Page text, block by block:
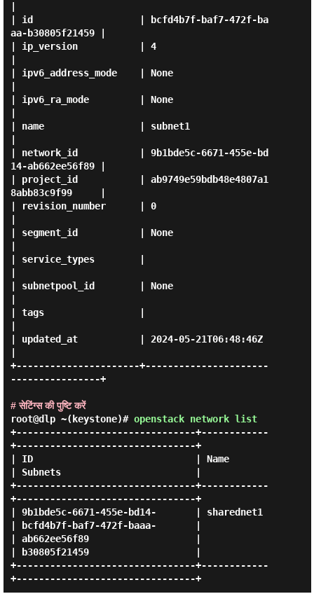
| id                   | bcfd4b7f-baf7-472f-ba
aa-b30805f21459 |
| ip_version           | 4
| ipv6_address_mode    | None
| ipv6_ra_mode         | None
| name                 | subnet1
| network_id           | 9b1bde5c-6671-455e-bd
14-ab662ee56f89 |
| project_id           | ab9749e59bdb48e4807a1
8abb83c9f99     |
| revision_number      | 0
| segment_id           | None
| service_types        |
| subnetpool_id        | None
| tags                 |
| updated_at           | 2024-05-21T06:48:46Z
+----------------------+----------------------
----------------+
# सेटिंग्स की पुष्टि करें
root@dlp ~(keystone)# openstack network list
+--------------------------------+------------
+--------------------------------+
| ID                             | Name
| Subnets                        |
+--------------------------------+------------
+--------------------------------+
| 9b1bde5c-6671-455e-bd14-       | sharednet1
| bcfd4b7f-baf7-472f-baaa-       |
| ab662ee56f89                   |
| b30805f21459                   |
+--------------------------------+------------
+--------------------------------+